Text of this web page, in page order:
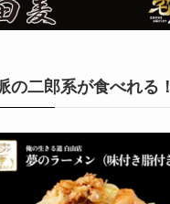
の二郎系が食べれる！